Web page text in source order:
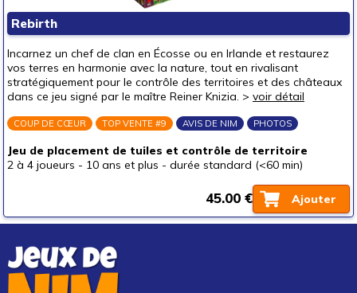
Puzzles & casse-têtes
un bébé (0-3 ans)
un p'tit bout (3-6 ans)
un junior (6-8 ans)
un ado (12-16 ans)
(1)
autour de 10 €
autour de 15 €
Rebirth
Incarnez un chef de clan en Écosse ou en Irlande et restaurez
vos terres en harmonie avec la nature, tout en rivalisant
stratégiquement pour le contrôle des territoires et des châteaux
dans ce jeu signé par le maître Reiner Knizia. > voir détail
COUP DE CŒUR TOP VENTE #9 AVIS DE NIM PHOTOS
Jeu de placement de tuiles et contrôle de territoire
2 à 4 joueurs - 10 ans et plus - durée standard (<60 min)
Ajouter
45.00 €